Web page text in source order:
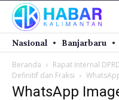
Nasional Banjarbaru
Beranda
Rapat Internal
Definitif dan Fraksi
WhatsApp